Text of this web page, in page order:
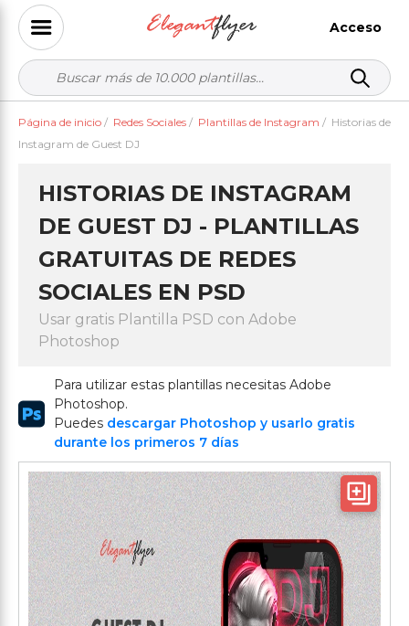
Acceso
Página de inicio / Redes Sociales / Plantillas de Instagram / Historias de
Instagram de Guest DJ
HISTORIAS DE INSTAGRAM
DE GUEST DJ - PLANTILLAS
GRATUITAS DE REDES
SOCIALES EN PSD
Usar gratis Plantilla PSD con Adobe
Photoshop
Para utilizar estas plantillas necesitas Adobe
Photoshop.
Puedes descargar Photoshop y usarlo gratis
durante los primeros 7 días